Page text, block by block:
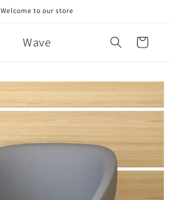
Welcome to our store
Wave Cart